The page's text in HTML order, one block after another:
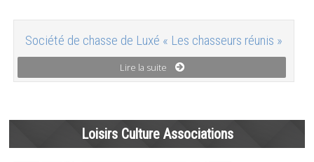
Société de chasse de Luxé « Les chasseurs réunis »
Lire la suite
Loisirs Culture Associations